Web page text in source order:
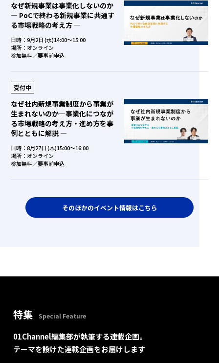
なぜ新規事業は事業化しないのか
― PoCで終わる新規事業に共通す
る市場戦略の考え方 ―
日時：9月2日 (水)14:00～15:00
場所：オンライン
参加無料／要事前申込
受付中
なぜ社内新規事業制度から事業が
生まれないのか―事業化につなが
る市場戦略の考え方・進め方を事
例とともに解説 ―
日時：8月27日 (木)15:00～16:00
場所：オンライン
参加無料／要事前申込
そのほかのイベント情報はこちら
特集 Special Feature
01Channel編集部が執筆する連載企画。
テーマを設けた連載企画をお届けします